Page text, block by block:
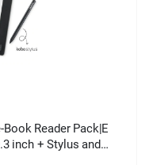
Reader Pack|E
inch + Stylus and